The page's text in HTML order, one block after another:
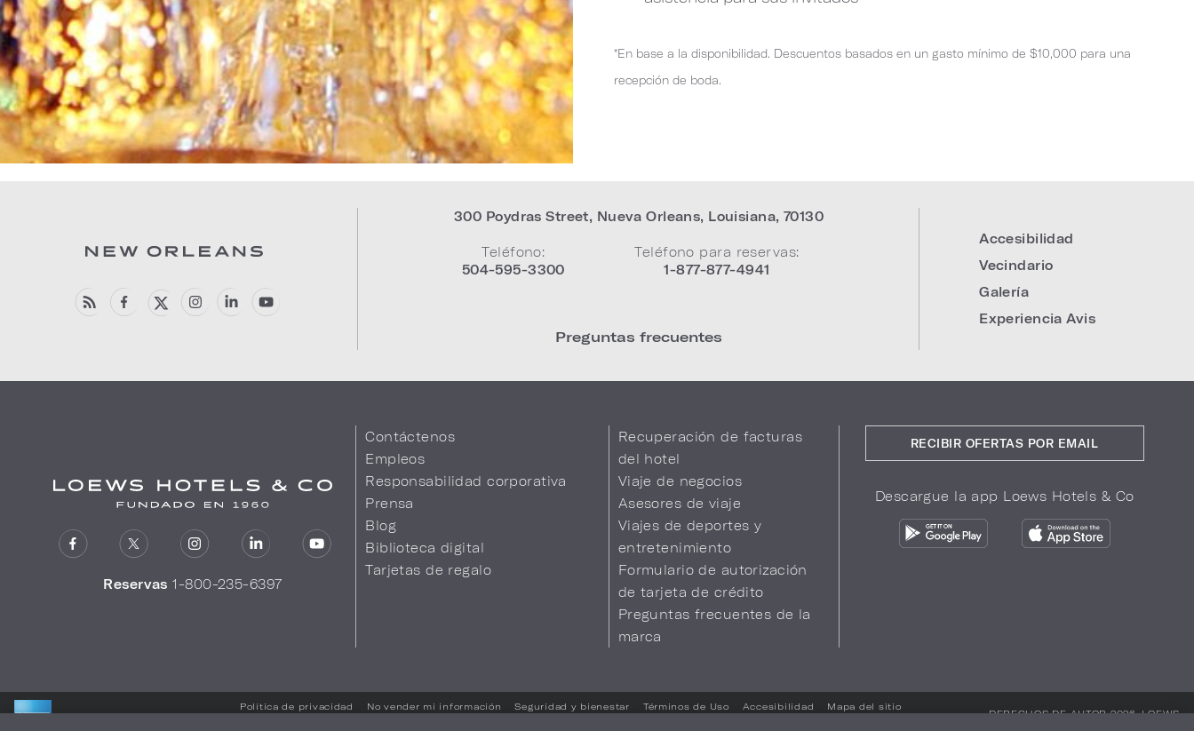
*En base a la disponibilidad. Descuentos basados en un gasto mínimo de $10,000 para una
recepción de boda.
300 Poydras Street, Nueva Orleans, Louisiana, 70130
Teléfono:
504-595-3300
Teléfono para reservas:
1-877-877-4941
Preguntas frecuentes
Accesibilidad
Vecindario
Galería
Experiencia Avis
Reservas 1-800-235-6397
Contáctenos
Empleos
Responsabilidad corporativa
Prensa
Blog
Biblioteca digital
Tarjetas de regalo
Recuperación de facturas
del hotel
Viaje de negocios
Asesores de viaje
Viajes de deportes y
entretenimiento
Formulario de autorización
de tarjeta de crédito
Preguntas frecuentes de la
marca
RECIBIR OFERTAS POR EMAIL
Descargue la app Loews Hotels & Co
Política de privacidad No vender mi información Seguridad y bienestar Términos de Uso Accesibilidad Mapa del sitio
DERECHOS DE AUTOR 2026.LOEWS